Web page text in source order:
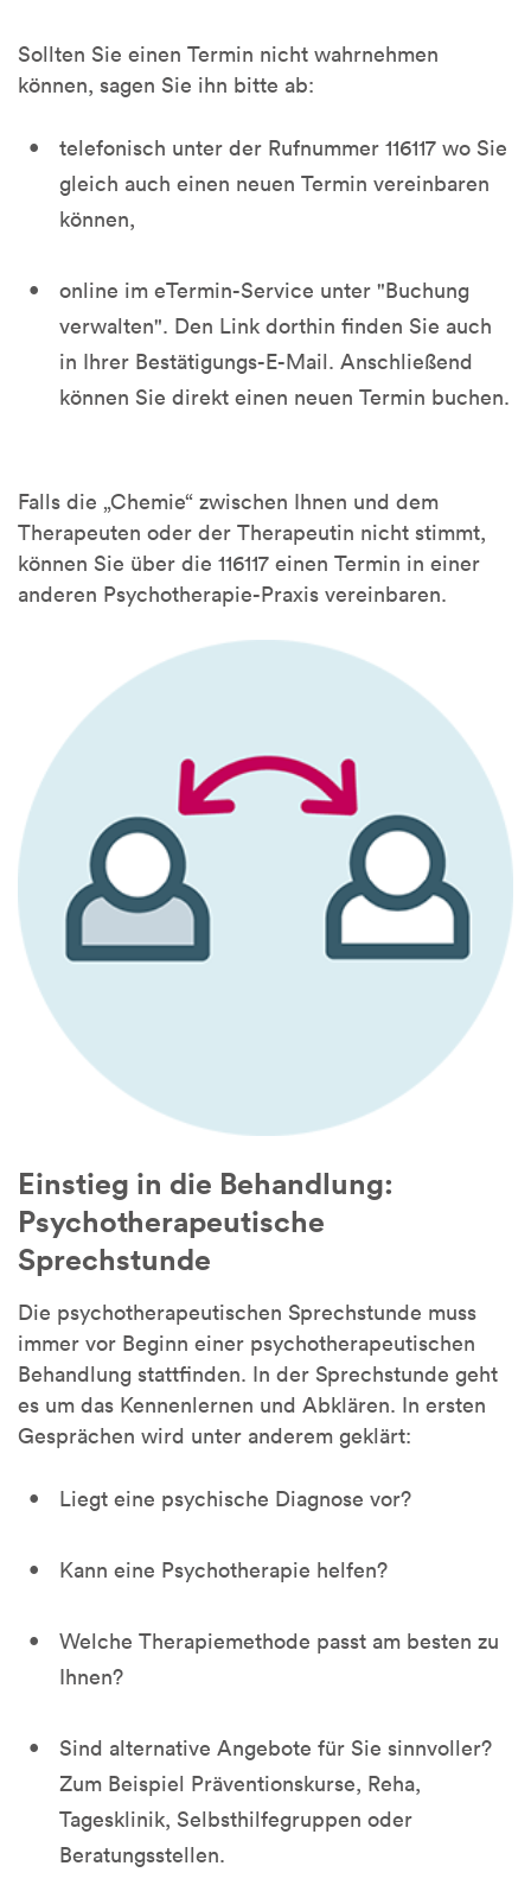
Sollten Sie einen Termin nicht wahrnehmen
können, sagen Sie ihn bitte ab:
telefonisch unter der Rufnummer 116117 wo Sie
gleich auch einen neuen Termin vereinbaren
können,
online im eTermin-Service unter "Buchung
verwalten". Den Link dorthin finden Sie auch
in Ihrer Bestätigungs-E-Mail. Anschließend
können Sie direkt einen neuen Termin buchen.
Falls die „Chemie“ zwischen Ihnen und dem
Therapeuten oder der Therapeutin nicht stimmt,
können Sie über die 116117 einen Termin in einer
anderen Psychotherapie-Praxis vereinbaren.
Einstieg in die Behandlung:
Psychotherapeutische
Sprechstunde
Die psychotherapeutischen Sprechstunde muss
immer vor Beginn einer psychotherapeutischen
Behandlung stattfinden. In der Sprechstunde geht
es um das Kennenlernen und Abklären. In ersten
Gesprächen wird unter anderem geklärt:
Liegt eine psychische Diagnose vor?
Kann eine Psychotherapie helfen?
Welche Therapiemethode passt am besten zu
Ihnen?
Sind alternative Angebote für Sie sinnvoller?
Zum Beispiel Präventionskurse, Reha,
Tagesklinik, Selbsthilfegruppen oder
Beratungsstellen.